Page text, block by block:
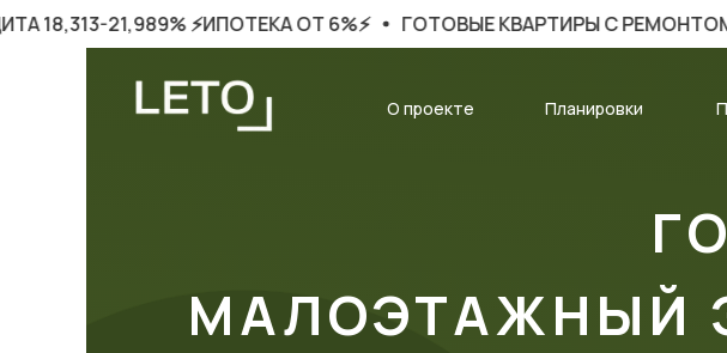
⚡️ИПОТЕКА ОТ 6%⚡️ ГОТОВЫЕ КВАРТИРЫ С РЕМОНТОМ! КЛЮЧИ
О проекте Планировки
МАЛОЭТАЖНЫЙ